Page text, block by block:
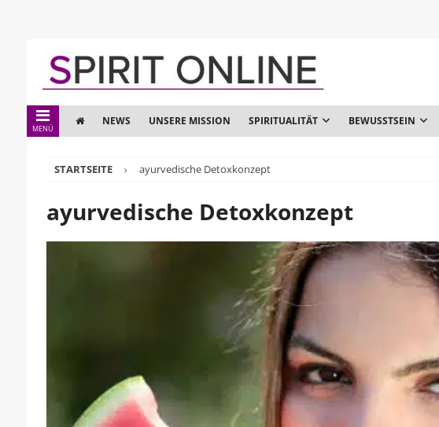
MENÜ
NEWS UNSERE MISSION SPIRITUALITÄT BEWUSSTSEIN
STARTSEITE ayurvedische Detoxkonzept
ayurvedische Detoxkonzept